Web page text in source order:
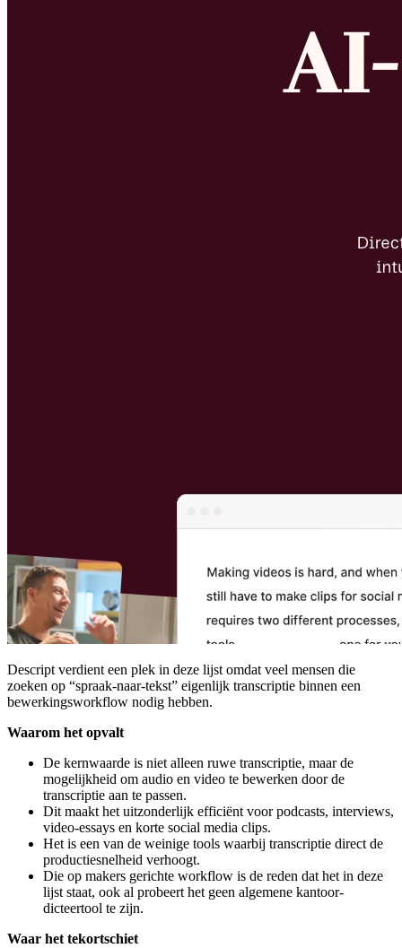
Descript verdient een plek in deze lijst omdat veel mensen die
zoeken op “spraak-naar-tekst” eigenlijk transcriptie binnen een
bewerkingsworkflow nodig hebben.
Waarom het opvalt
De kernwaarde is niet alleen ruwe transcriptie, maar de
mogelijkheid om audio en video te bewerken door de
transcriptie aan te passen.
Dit maakt het uitzonderlijk efficiënt voor podcasts, interviews,
video-essays en korte social media clips.
Het is een van de weinige tools waarbij transcriptie direct de
productiesnelheid verhoogt.
Die op makers gerichte workflow is de reden dat het in deze
lijst staat, ook al probeert het geen algemene kantoor-
dicteertool te zijn.
Waar het tekortschiet